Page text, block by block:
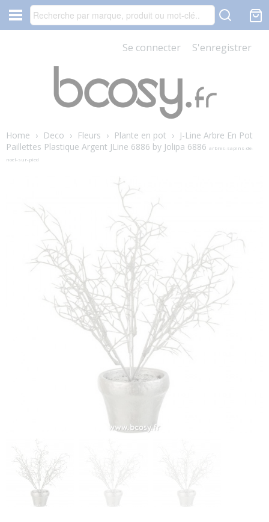
Se connecter S'enregistrer
Home › Deco › Fleurs › Plante en pot › J-Line Arbre En Pot
Paillettes Plastique Argent JLine 6886 by Jolipa 6886 arbres-sapins-de-
noel-sur-pied